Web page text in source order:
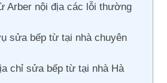
Arber nội địa các lỗi thường
sửa bếp từ tại nhà chuyên
chỉ sửa bếp từ tại nhà Hà